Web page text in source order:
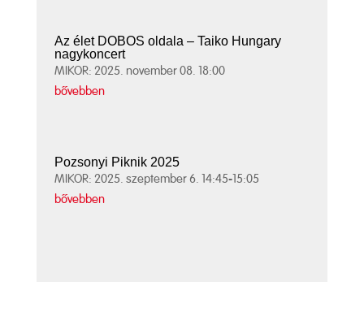
Az élet DOBOS oldala – Taiko Hungary
nagykoncert
MIKOR: 2025. november 08. 18:00
bővebben
Pozsonyi Piknik 2025
MIKOR: 2025. szeptember 6. 14:45-15:05
bővebben